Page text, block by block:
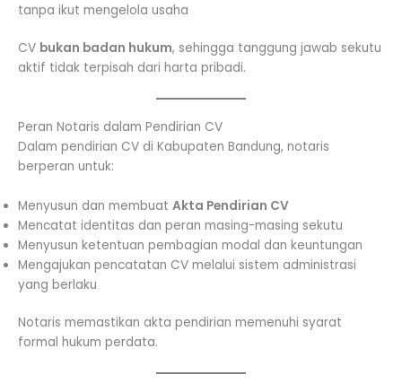
tanpa ikut mengelola usaha
CV bukan badan hukum, sehingga tanggung jawab sekutu
aktif tidak terpisah dari harta pribadi.
Peran Notaris dalam Pendirian CV
Dalam pendirian CV di Kabupaten Bandung, notaris
berperan untuk:
Menyusun dan membuat Akta Pendirian CV
Mencatat identitas dan peran masing-masing sekutu
Menyusun ketentuan pembagian modal dan keuntungan
Mengajukan pencatatan CV melalui sistem administrasi
yang berlaku
Notaris memastikan akta pendirian memenuhi syarat
formal hukum perdata.